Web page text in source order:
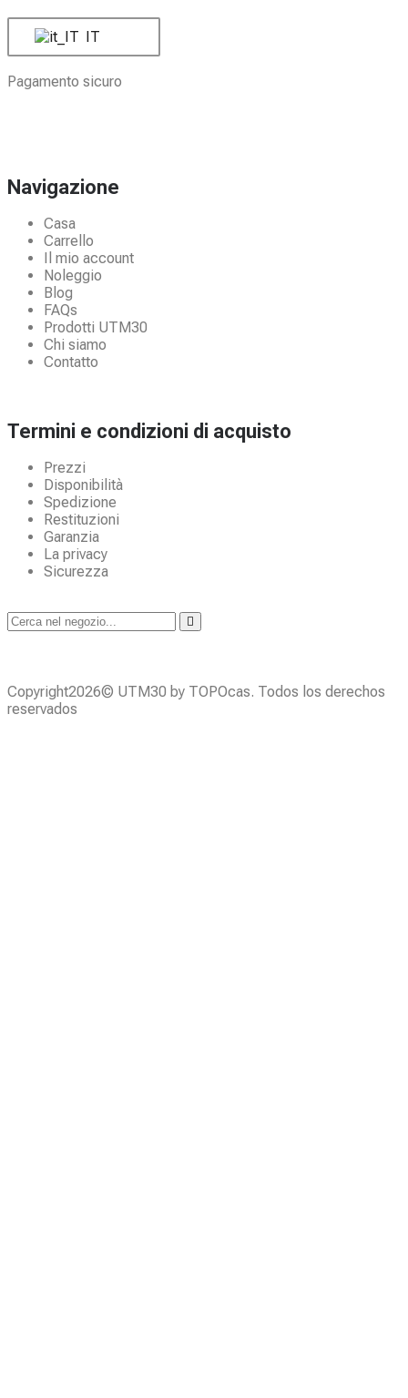
IT
Pagamento sicuro
Navigazione
Casa
Carrello
Il mio account
Noleggio
Blog
FAQs
Prodotti UTM30
Chi siamo
Contatto
Termini e condizioni di acquisto
Prezzi
Disponibilità
Spedizione
Restituzioni
Garanzia
La privacy
Sicurezza
Copyright2026© UTM30 by TOPOcas. Todos los derechos
reservados